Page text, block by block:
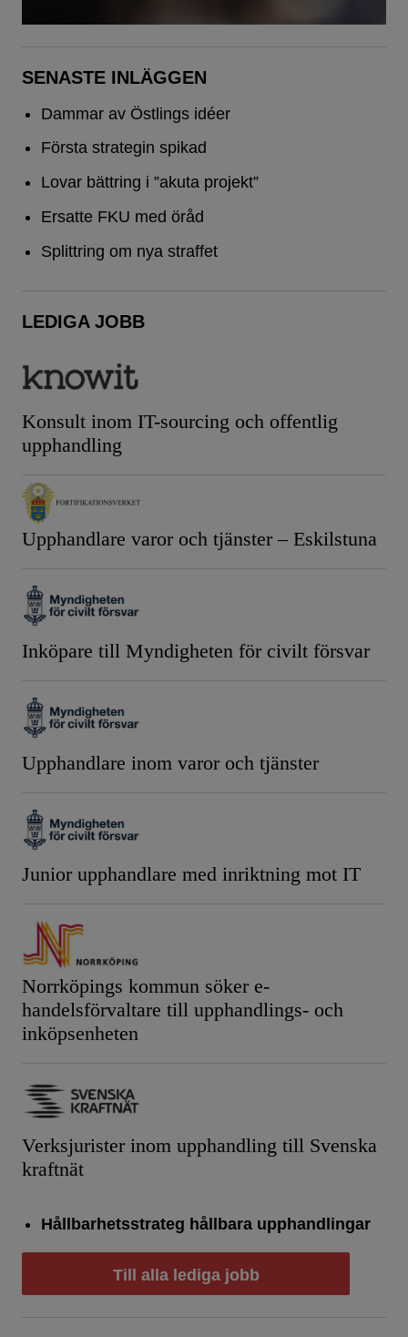
SENASTE INLÄGGEN
Dammar av Östlings idéer
Första strategin spikad
Lovar bättring i ”akuta projekt”
Ersatte FKU med öråd
Splittring om nya straffet
LEDIGA JOBB
Konsult inom IT-sourcing och offentlig
upphandling
Upphandlare varor och tjänster – Eskilstuna
Inköpare till Myndigheten för civilt försvar
Upphandlare inom varor och tjänster
Junior upphandlare med inriktning mot IT
Norrköpings kommun söker e-
handelsförvaltare till upphandlings- och
inköpsenheten
Verksjurister inom upphandling till Svenska
kraftnät
Hållbarhetsstrateg hållbara upphandlingar
Till alla lediga jobb